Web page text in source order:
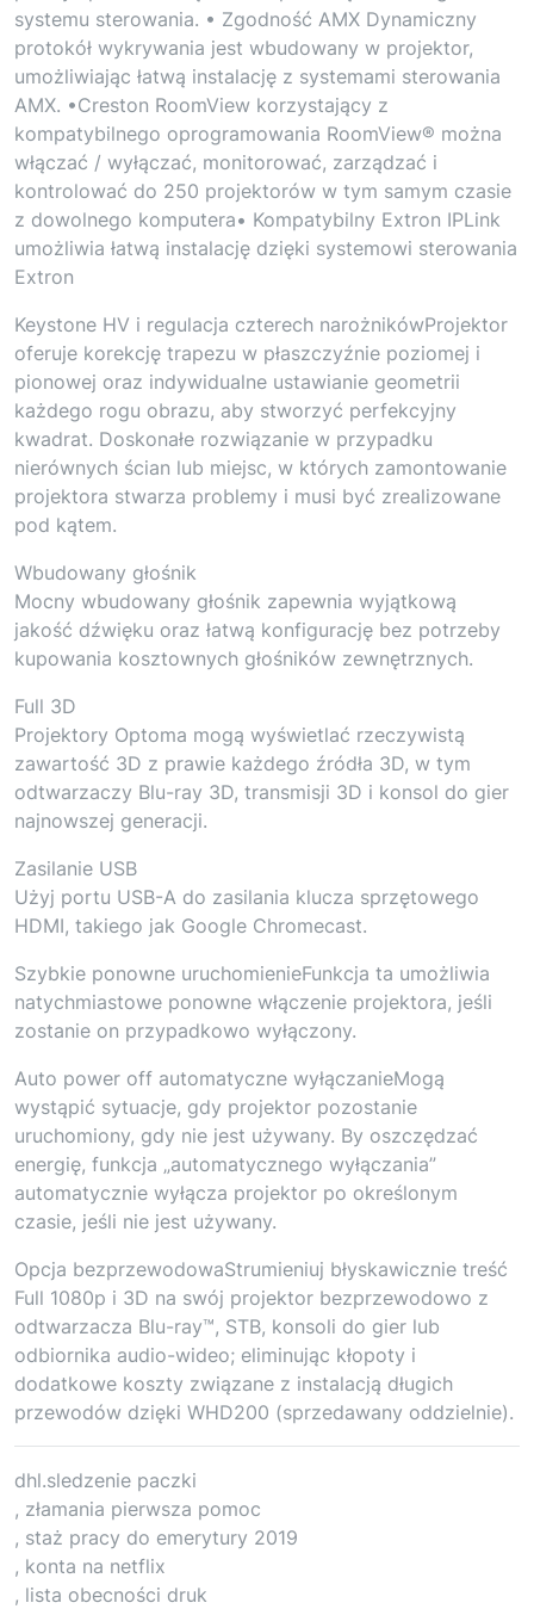
systemu sterowania. • Zgodność AMX Dynamiczny
protokół wykrywania jest wbudowany w projektor,
umożliwiając łatwą instalację z systemami sterowania
AMX. •Creston RoomView korzystający z
kompatybilnego oprogramowania RoomView® można
włączać / wyłączać, monitorować, zarządzać i
kontrolować do 250 projektorów w tym samym czasie
z dowolnego komputera• Kompatybilny Extron IPLink
umożliwia łatwą instalację dzięki systemowi sterowania
Extron
Keystone HV i regulacja czterech narożnikówProjektor
oferuje korekcję trapezu w płaszczyźnie poziomej i
pionowej oraz indywidualne ustawianie geometrii
każdego rogu obrazu, aby stworzyć perfekcyjny
kwadrat. Doskonałe rozwiązanie w przypadku
nierównych ścian lub miejsc, w których zamontowanie
projektora stwarza problemy i musi być zrealizowane
pod kątem.
Wbudowany głośnik
Mocny wbudowany głośnik zapewnia wyjątkową
jakość dźwięku oraz łatwą konfigurację bez potrzeby
kupowania kosztownych głośników zewnętrznych.
Full 3D
Projektory Optoma mogą wyświetlać rzeczywistą
zawartość 3D z prawie każdego źródła 3D, w tym
odtwarzaczy Blu-ray 3D, transmisji 3D i konsol do gier
najnowszej generacji.
Zasilanie USB
Użyj portu USB-A do zasilania klucza sprzętowego
HDMI, takiego jak Google Chromecast.
Szybkie ponowne uruchomienieFunkcja ta umożliwia
natychmiastowe ponowne włączenie projektora, jeśli
zostanie on przypadkowo wyłączony.
Auto power off automatyczne wyłączanieMogą
wystąpić sytuacje, gdy projektor pozostanie
uruchomiony, gdy nie jest używany. By oszczędzać
energię, funkcja „automatycznego wyłączania”
automatycznie wyłącza projektor po określonym
czasie, jeśli nie jest używany.
Opcja bezprzewodowaStrumieniuj błyskawicznie treść
Full 1080p i 3D na swój projektor bezprzewodowo z
odtwarzacza Blu-ray™, STB, konsoli do gier lub
odbiornika audio-wideo; eliminując kłopoty i
dodatkowe koszty związane z instalacją długich
przewodów dzięki WHD200 (sprzedawany oddzielnie).
dhl.sledzenie paczki
, złamania pierwsza pomoc
, staż pracy do emerytury 2019
, konta na netflix
, lista obecności druk